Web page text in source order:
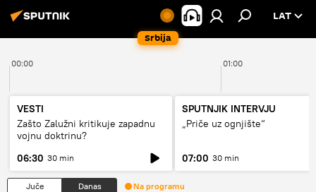
Srbija
LAT
00:00 01:00
VESTI
Zašto Zalužni kritikuje zapadnu
vojnu doktrinu?
06:30 30 min
SPUTNJIK INTERVJU
„Priče uz ognjište“
07:00 30 min
Juče Danas Na programu